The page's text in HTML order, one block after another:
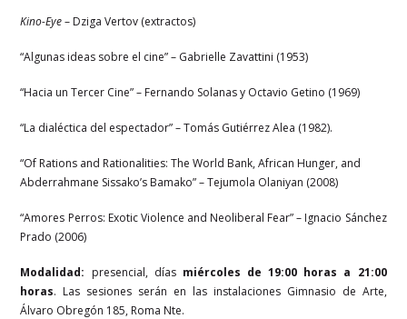
Kino-Eye– Dziga Vertov (extractos)
“Algunas ideas sobre el cine” – Gabrielle Zavattini (1953)
“Hacia un Tercer Cine” – Fernando Solanas y Octavio Getino (1969)
“La dialéctica del espectador” – Tomás Gutiérrez Alea (1982).
“Of Rations and Rationalities: The World Bank, African Hunger, and
Abderrahmane Sissako’s Bamako” – Tejumola Olaniyan (2008)
“Amores Perros: Exotic Violence and Neoliberal Fear” – Ignacio Sánchez
Prado (2006)
Modalidad: presencial, días miércoles de 19:00 horas a 21:00
horas. Las sesiones serán en las instalaciones Gimnasio de Arte,
Álvaro Obregón 185, Roma Nte.